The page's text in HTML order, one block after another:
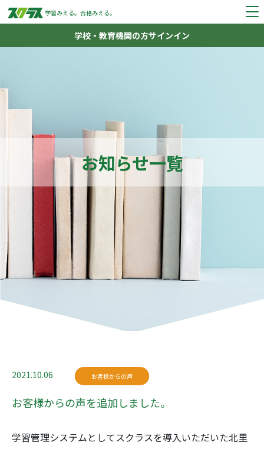
学習みえる。合格みえる。
学校・教育機関の方サインイン
お知らせ一覧
2021.10.06 お客様からの声
お客様からの声を追加しました。
学習管理システムとしてスクラスを導入いただいた北里